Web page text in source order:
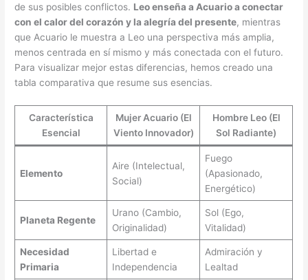
de sus posibles conflictos. Leo enseña a Acuario a conectar
con el calor del corazón y la alegría del presente, mientras
que Acuario le muestra a Leo una perspectiva más amplia,
menos centrada en sí mismo y más conectada con el futuro.
Para visualizar mejor estas diferencias, hemos creado una
tabla comparativa que resume sus esencias.
Característica
Esencial
Mujer Acuario (El
Viento Innovador)
Hombre Leo (El
Sol Radiante)
Elemento
Aire (Intelectual,
Social)
Fuego
(Apasionado,
Energético)
Planeta Regente
Urano (Cambio,
Originalidad)
Sol (Ego,
Vitalidad)
Necesidad
Primaria
Libertad e
Independencia
Admiración y
Lealtad